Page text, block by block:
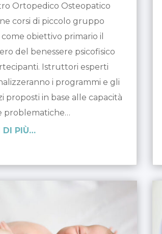
Ortopedico Osteopatico
corsi di piccolo gruppo
obiettivo primario il
del benessere psicofisico
Istruttori esperti
i programmi e gli
proposti in base alle capacità
problematiche…
DI PIÙ…